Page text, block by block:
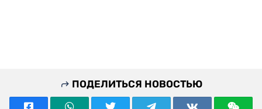
ПОДЕЛИТЬСЯ НОВОСТЬЮ